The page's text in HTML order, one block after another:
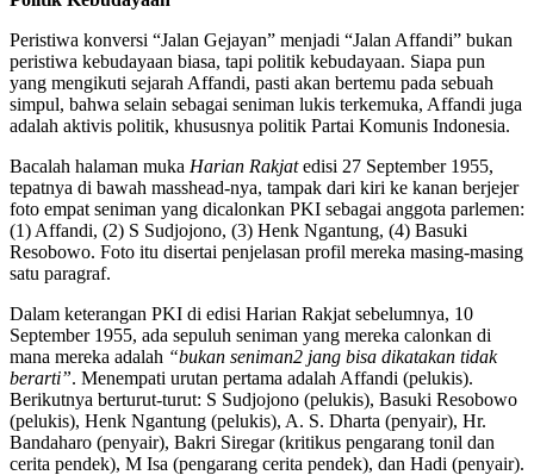
Peristiwa konversi “Jalan Gejayan” menjadi “Jalan Affandi” bukan
peristiwa kebudayaan biasa, tapi politik kebudayaan. Siapa pun
yang mengikuti sejarah Affandi, pasti akan bertemu pada sebuah
simpul, bahwa selain sebagai seniman lukis terkemuka, Affandi juga
adalah aktivis politik, khususnya politik Partai Komunis Indonesia.
Bacalah halaman muka Harian Rakjatedisi 27 September 1955,
tepatnya di bawah masshead-nya, tampak dari kiri ke kanan berjejer
foto empat seniman yang dicalonkan PKI sebagai anggota parlemen:
(1) Affandi, (2) S Sudjojono, (3) Henk Ngantung, (4) Basuki
Resobowo. Foto itu disertai penjelasan profil mereka masing-masing
satu paragraf.
Dalam keterangan PKI di edisi Harian Rakjat sebelumnya, 10
September 1955, ada sepuluh seniman yang mereka calonkan di
mana mereka adalah “bukan seniman2 jang bisa dikatakan tidak
berarti”. Menempati urutan pertama adalah Affandi (pelukis).
Berikutnya berturut-turut: S Sudjojono (pelukis), Basuki Resobowo
(pelukis), Henk Ngantung (pelukis), A. S. Dharta (penyair), Hr.
Bandaharo (penyair), Bakri Siregar (kritikus pengarang tonil dan
cerita pendek), M Isa (pengarang cerita pendek), dan Hadi (penyair).